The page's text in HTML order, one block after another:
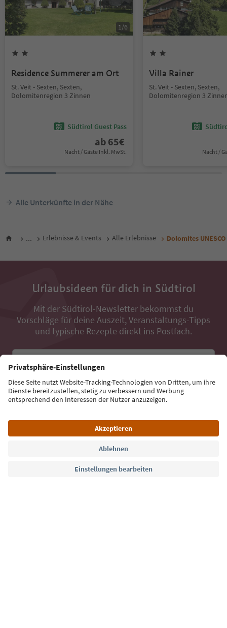
1/6
Residence Summerer am Ort
St. Veit - Sexten, Sexten,
Dolomitenregion 3 Zinnen
Südtirol Guest Pass
ab 65€
Nacht / Gäste Inkl. MwSt.
Villa Rainer
St. Veit - Sexten, Sexten,
Dolomitenregion 3
Nacht /
Alle Unterkünfte in der Nähe
... Erlebnisse & Events Alle Erlebnisse Dolomites
Urlaubsideen für dich in Südtirol
Mit der Südtirol-Newsletter bekommst du
Vorschläge für deine Auszeit, Veranstaltungs-Tipps
und typische Rezepte direkt ins Postfach.
Jetzt anmelden